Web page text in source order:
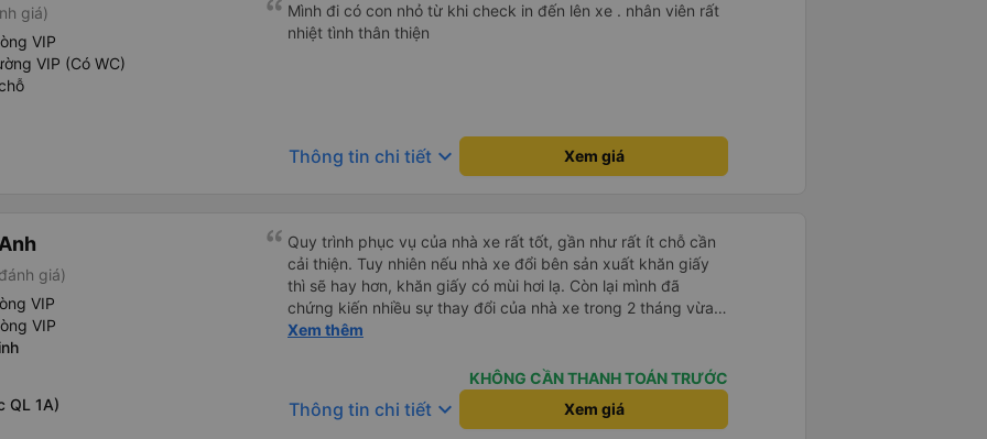
giá)
VIP
VIP (Có WC)
Mình đi có con nhỏ từ khi check in đến lên xe . nhân viên rất
nhiệt tình thân thiện
Thông tin chi tiết keyboard_arrow_down Xem giá
giá)
VIP
VIP
QL 1A)
Quy trình phục vụ của nhà xe rất tốt, gần như rất ít chỗ cần
cải thiện. Tuy nhiên nếu nhà xe đổi bên sản xuất khăn giấy
thì sẽ hay hơn, khăn giấy có mùi hơi lạ. Còn lại mình đã
chứng kiến nhiều sự thay đổi của nhà xe trong 2 tháng vừa
rồi: tài xế và phụ xe ngày càng thân thiện, quy trình phục vụ
trung chuyển ở Hà Nội khi đã phân vùng từng xe
Xem thêm
KHÔNG CẦN THANH TOÁN TRƯỚC
Thông tin chi tiết keyboard_arrow_down Xem giá